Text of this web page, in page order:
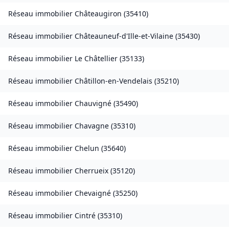
Réseau immobilier Châteaugiron (35410)
Réseau immobilier Châteauneuf-d'Ille-et-Vilaine (35430)
Réseau immobilier Le Châtellier (35133)
Réseau immobilier Châtillon-en-Vendelais (35210)
Réseau immobilier Chauvigné (35490)
Réseau immobilier Chavagne (35310)
Réseau immobilier Chelun (35640)
Réseau immobilier Cherrueix (35120)
Réseau immobilier Chevaigné (35250)
Réseau immobilier Cintré (35310)